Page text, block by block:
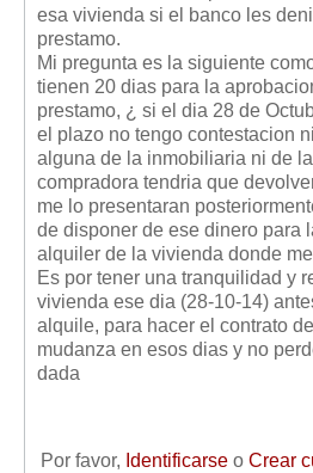
esa vivienda si el banco les
prestamo.
Mi pregunta es la siguiente
tienen 20 dias para la
prestamo, ¿ si el dia 28 de
el plazo no tengo contestacion
alguna de la inmobiliaria ni de
compradora tendria que
me lo presentaran
de disponer de ese dinero para
alquiler de la vivienda donde
Es por tener una tranquilidad y
vivienda ese dia (28-10-14)
alquile, para hacer el contrato
mudanza en esos dias y no
dada
Por favor, Identificarse o Crear